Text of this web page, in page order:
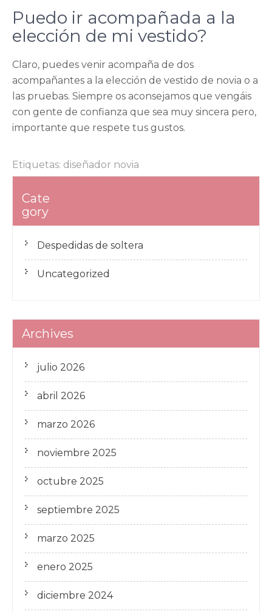
Puedo ir acompañada a la
elección de mi vestido?
Claro, puedes venir acompaña de dos
acompañantes a la elección de vestido de novia o a
las pruebas. Siempre os aconsejamos que vengáis
con gente de confianza que sea muy sincera pero,
importante que respete tus gustos.
Etiquetas: diseñador novia
de
entradas
Cate
gory
Despedidas de soltera
Uncategorized
Archives
julio 2026
abril 2026
marzo 2026
noviembre 2025
octubre 2025
septiembre 2025
marzo 2025
enero 2025
diciembre 2024